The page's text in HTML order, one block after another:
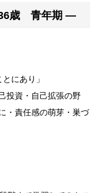
歳 青年期 ―
にあり」
投資・自己拡張の野
・責任感の萌芽・巣づ